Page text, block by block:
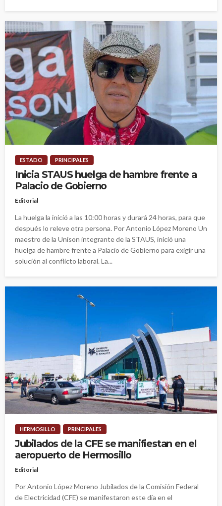
ESTADO PRINCIPALES
Inicia STAUS huelga de hambre frente a
Palacio de Gobierno
Editorial
La huelga la inició a las 10:00 horas y durará 24 horas, para que
después lo releve otra persona. Por Antonio López Moreno Un
maestro de la Unison integrante de la STAUS, inició una
huelga de hambre frente a Palacio de Gobierno para exigir una
solución al conflicto laboral. La...
HERMOSILLO PRINCIPALES
Jubilados de la CFE se manifiestan en el
aeropuerto de Hermosillo
Editorial
Por Antonio López Moreno Jubilados de la Comisión Federal
de Electricidad (CFE) se manifestaron este día en el